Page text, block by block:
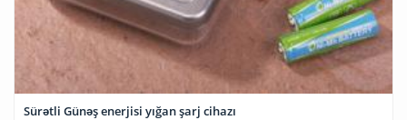
Sürətli Günəş enerjisi yığan şarj cihazı